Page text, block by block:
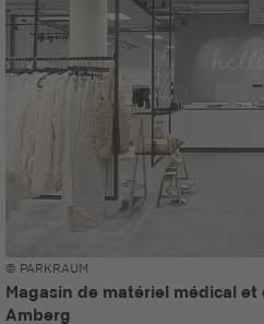
© PARKRAUM
Magasin de matériel médical
Amberg